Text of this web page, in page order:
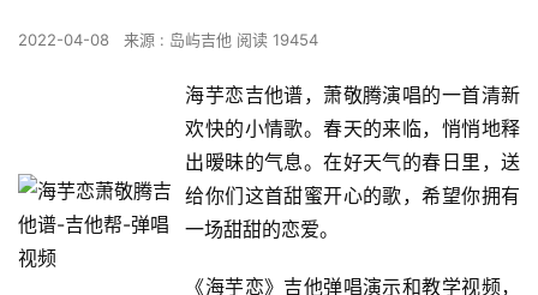
2022-04-08 来源 : 岛屿吉他 阅读 19454
海芋恋吉他谱，萧敬腾演唱的一首清新
欢快的小情歌。春天的来临，悄悄地释
出暧昧的气息。在好天气的春日里，送
给你们这首甜蜜开心的歌，希望你拥有
一场甜甜的恋爱。
《海芋恋》吉他弹唱演示和教学视频，